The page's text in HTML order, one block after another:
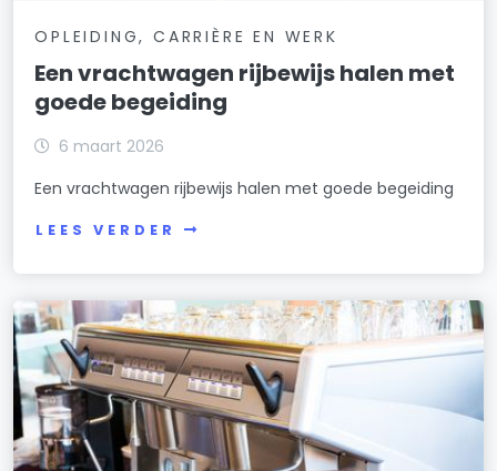
OPLEIDING, CARRIÈRE EN WERK
Een vrachtwagen rijbewijs halen met
goede begeiding
6 maart 2026
Een vrachtwagen rijbewijs halen met goede begeiding
LEES VERDER